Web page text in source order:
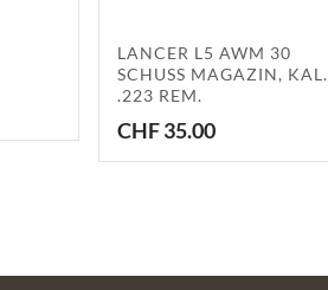
LANCER L5 AWM 30
SCHUSS MAGAZIN, KAL.
.223 REM.
CHF35.00